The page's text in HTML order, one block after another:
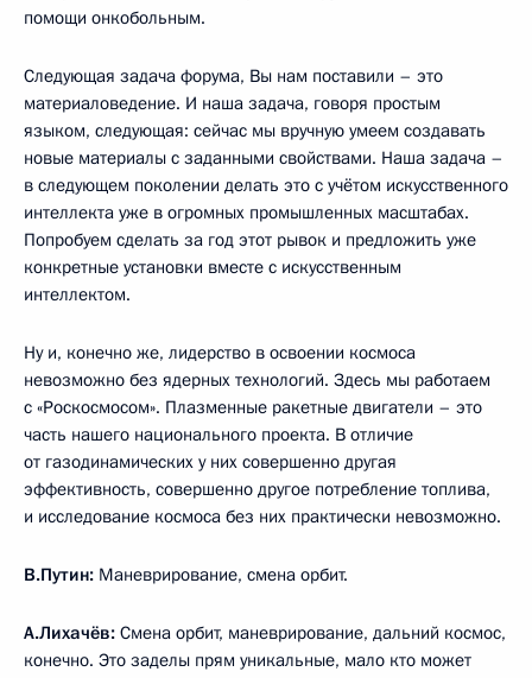
помощи онкобольным.
Следующая задача форума, Вы нам поставили – это
материаловедение. И наша задача, говоря простым
языком, следующая: сейчас мы вручную умеем создавать
новые материалы с заданными свойствами. Наша задача –
в следующем поколении делать это с учётом искусственного
интеллекта уже в огромных промышленных масштабах.
Попробуем сделать за год этот рывок и предложить уже
конкретные установки вместе с искусственным
интеллектом.
Ну и, конечно же, лидерство в освоении космоса
невозможно без ядерных технологий. Здесь мы работаем
с «Роскосмосом». Плазменные ракетные двигатели – это
часть нашего национального проекта. В отличие
от газодинамических у них совершенно другая
эффективность, совершенно другое потребление топлива,
и исследование космоса без них практически невозможно.
В.Путин: Маневрирование, смена орбит.
А.Лихачёв: Смена орбит, маневрирование, дальний космос,
конечно. Это заделы прям уникальные, мало кто может